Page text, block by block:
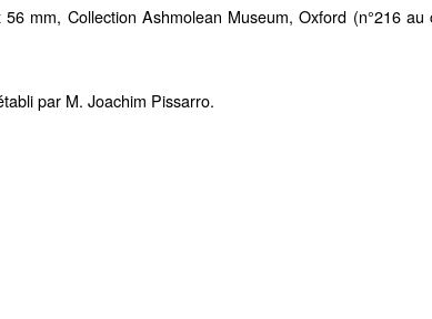
56 mm, Collection Ashmolean Museum, Oxford (n°216
par M. Joachim Pissarro.